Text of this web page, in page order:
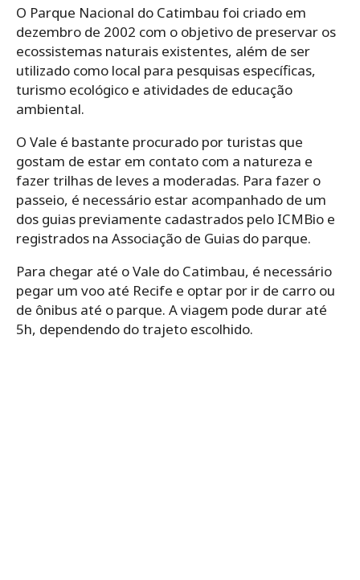
O Parque Nacional do Catimbau foi criado em
dezembro de 2002 com o objetivo de preservar os
ecossistemas naturais existentes, além de ser
utilizado como local para pesquisas específicas,
turismo ecológico e atividades de educação
ambiental.
O Vale é bastante procurado por turistas que
gostam de estar em contato com a natureza e
fazer trilhas de leves a moderadas. Para fazer o
passeio, é necessário estar acompanhado de um
dos guias previamente cadastrados pelo ICMBio e
registrados na Associação de Guias do parque.
Para chegar até o Vale do Catimbau, é necessário
pegar um voo até Recife e optar por ir de carro ou
de ônibus até o parque. A viagem pode durar até
5h, dependendo do trajeto escolhido.